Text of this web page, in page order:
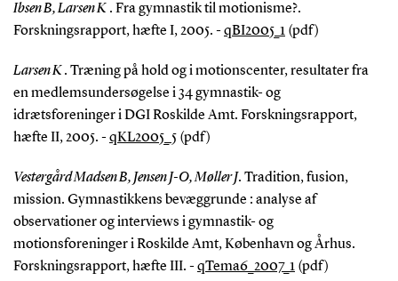
Ibsen B, Larsen K . Fra gymnastik til motionisme?.
Forskningsrapport, hæfte I, 2005. -qBI2005_1(pdf)
Larsen K . Træning på hold og i motionscenter, resultater fra
en medlemsundersøgelse i 34 gymnastik- og
idrætsforeninger i DGI Roskilde Amt. Forskningsrapport,
hæfte II, 2005. -qKL2005_5(pdf)
Vestergård Madsen B, Jensen J-O, Møller J. Tradition, fusion,
mission. Gymnastikkens bevæggrunde : analyse af
observationer og interviews i gymnastik- og
motionsforeninger i Roskilde Amt, København og Århus.
Forskningsrapport, hæfte III. -qTema6_2007_1(pdf)